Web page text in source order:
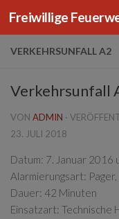
Zum Inhalt
Freiwillige
VERKEHRSUNFALL A2
Verkehrsunfall
VON ADMIN ·
23. JULI 2018
Datum: 7. Januar 2016
Alarmierungsart:
Dauer: 42 Minuten
Einsatzart: Technische